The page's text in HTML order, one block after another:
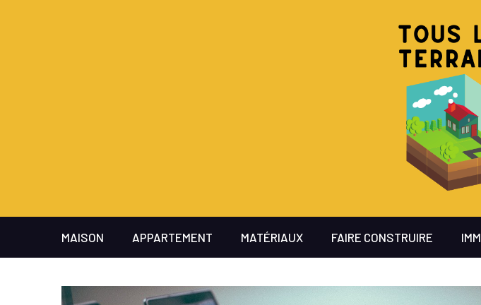
MAISON APPARTEMENT MATÉRIAUX FAIRE CONSTRUIRE